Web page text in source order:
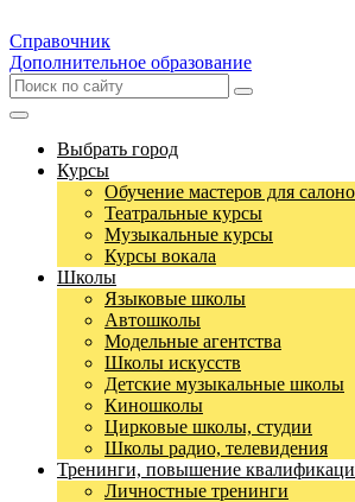
Справочник
Дополнительное образование
Выбрать город
Курсы
Обучение мастеров для
Театральные курсы
Музыкальные курсы
Курсы вокала
Школы
Языковые школы
Автошколы
Модельные агентства
Школы искусств
Детские музыкальные школы
Киношколы
Цирковые школы, студии
Школы радио, телевидения
Тренинги, повышение
Личностные тренинги